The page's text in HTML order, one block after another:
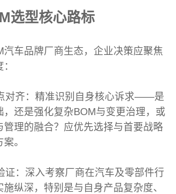
选型核心路标
汽车品牌厂商生态，企业决策应聚焦
对齐：精准识别自身核心诉求——是
，还是强化复杂BOM与变更治理，或
管理的融合？应优先选择与首要战略
。
证：深入考察厂商在汽车及零部件行
纵深，特别是与自身产品复杂度、